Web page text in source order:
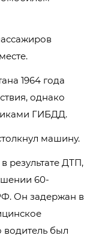
1964 года
однако
ГИБДД.
машину.
результате ДТП,
60-
Он задержан в
водитель был